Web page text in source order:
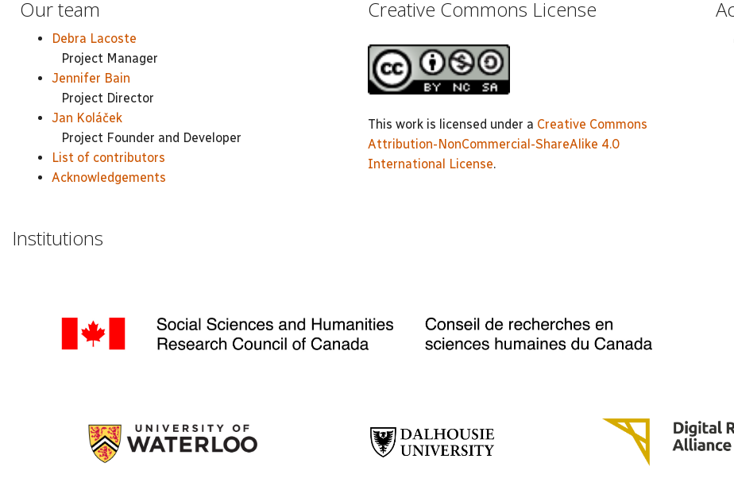
Our team
Debra Lacoste
Project Manager
Jennifer Bain
Project Director
Jan Koláček
Project Founder and Developer
List of contributors
Acknowledgements
Creative Commons License
This work is licensed under a Creative Commons
Attribution-NonCommercial-ShareAlike 4.0
International License.
Institutions